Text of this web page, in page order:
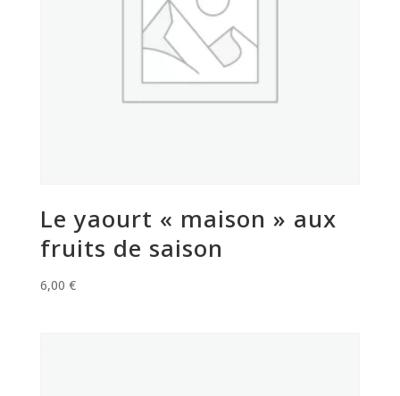
Le yaourt « maison » aux
fruits de saison
6,00 €